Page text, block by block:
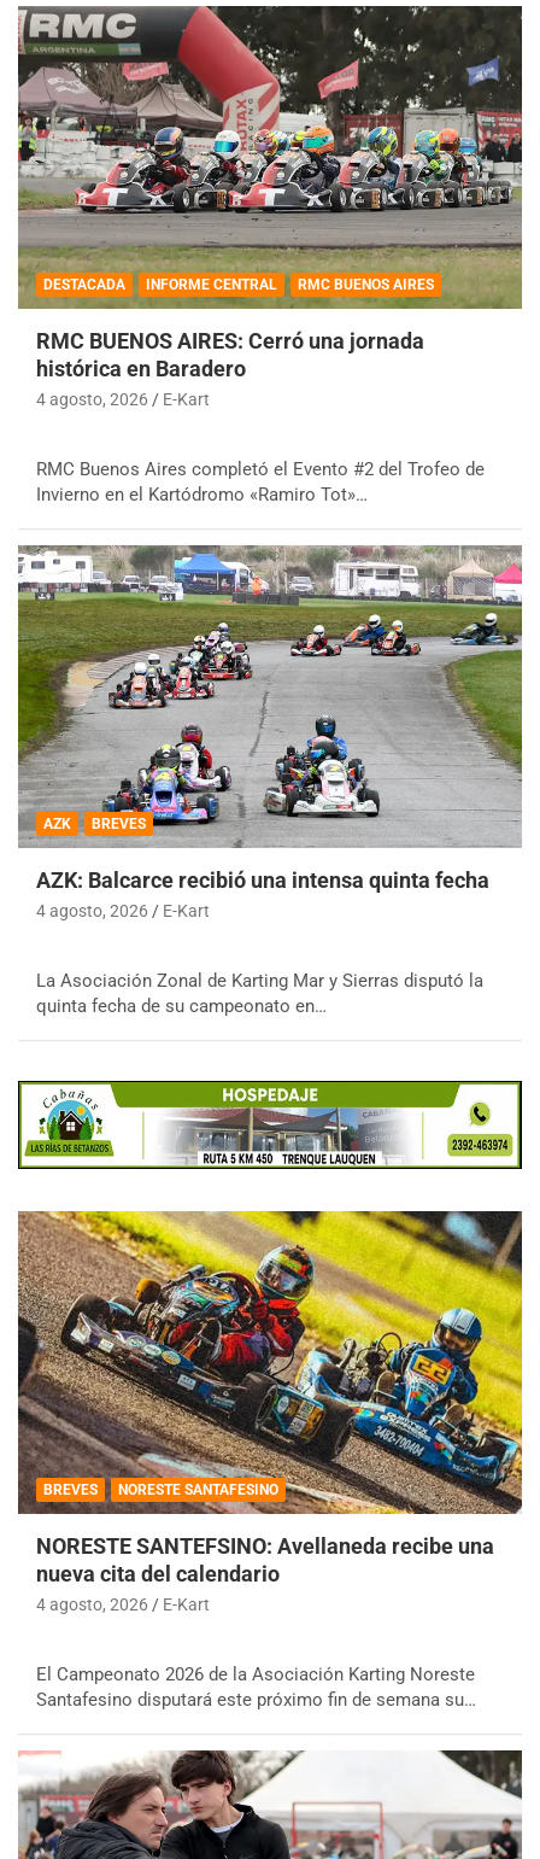
DESTACADA INFORME CENTRAL RMC BUENOS AIRES
RMC BUENOS AIRES: Cerró una jornada
histórica en Baradero
4 agosto, 2026 E-Kart
RMC Buenos Aires completó el Evento #2 del Trofeo de
Invierno en el Kartódromo «Ramiro Tot»…
AZK BREVES
AZK: Balcarce recibió una intensa quinta fecha
4 agosto, 2026 E-Kart
La Asociación Zonal de Karting Mar y Sierras disputó la
quinta fecha de su campeonato en…
BREVES NORESTE SANTAFESINO
NORESTE SANTEFSINO: Avellaneda recibe una
nueva cita del calendario
4 agosto, 2026 E-Kart
El Campeonato 2026 de la Asociación Karting Noreste
Santafesino disputará este próximo fin de semana su…